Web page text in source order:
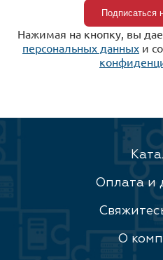
Нажимая на кнопку, вы
персональных данных и
Оплата и
О